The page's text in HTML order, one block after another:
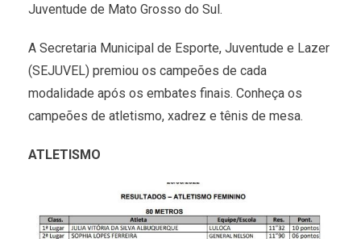
Juventude de Mato Grosso do Sul.
A Secretaria Municipal de Esporte, Juventude e Lazer
(SEJUVEL) premiou os campeões de cada
modalidade após os embates finais. Conheça os
campeões de atletismo, xadrez e tênis de mesa.
ATLETISMO